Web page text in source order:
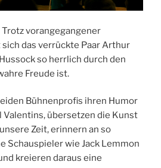
Trotz vorangegangener
das verrückte Paar Arthur
so herrlich durch den
Freude ist.
Bühnenprofis ihren Humor
Valentins, übersetzen die Kunst
Zeit, erinnern an so
Schauspieler wie Jack Lemmon
kreieren daraus eine